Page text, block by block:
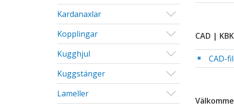
Kardanaxlar
Visa/Göm
Kopplingar
Visa/Göm
Kugghjul
Visa/Göm
Kuggstänger
Visa/Göm
Lameller
Visa/Göm
CAD |
CAD-